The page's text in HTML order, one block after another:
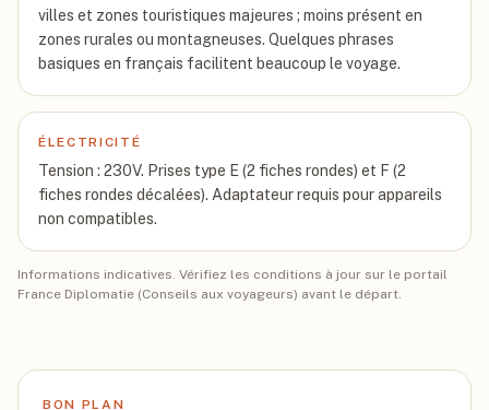
villes et zones touristiques majeures ; moins présent en
zones rurales ou montagneuses. Quelques phrases
basiques en français facilitent beaucoup le voyage.
ÉLECTRICITÉ
Tension : 230V. Prises type E (2 fiches rondes) et F (2
fiches rondes décalées). Adaptateur requis pour appareils
non compatibles.
Informations indicatives. Vérifiez les conditions à jour sur le portail
France Diplomatie (Conseils aux voyageurs) avant le départ.
BON PLAN